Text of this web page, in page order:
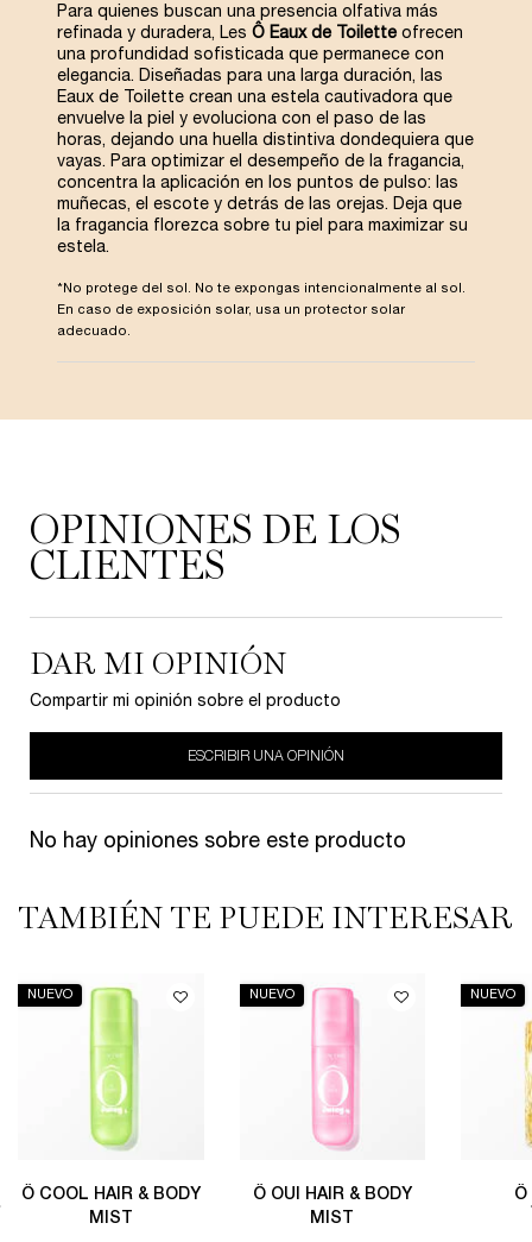
Para quienes buscan una presencia olfativa más
refinada y duradera, Les Ô Eaux de Toilette ofrecen
una profundidad sofisticada que permanece con
elegancia. Diseñadas para una larga duración, las
Eaux de Toilette crean una estela cautivadora que
envuelve la piel y evoluciona con el paso de las
horas, dejando una huella distintiva dondequiera que
vayas. Para optimizar el desempeño de la fragancia,
concentra la aplicación en los puntos de pulso: las
muñecas, el escote y detrás de las orejas. Deja que
la fragancia florezca sobre tu piel para maximizar su
estela.
*No protege del sol. No te expongas intencionalmente al sol.
En caso de exposición solar, usa un protector solar
adecuado.
OPINIONES DE LOS
CLIENTES
DAR MI OPINIÓN
Compartir mi opinión sobre el producto
ESCRIBIR UNA OPINIÓN
No hay opiniones sobre este producto
PDP Slot 1 Section
TAMBIÉN TE PUEDE INTERESAR
NUEVO
Ô COOL HAIR & BODY
MIST
NUEVO
Ô OUI HAIR & BODY
MIST
NUEVO
Ô